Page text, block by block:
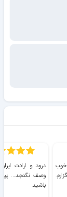
خوب
درود و ارادت
وصف نگنجد...
باشید